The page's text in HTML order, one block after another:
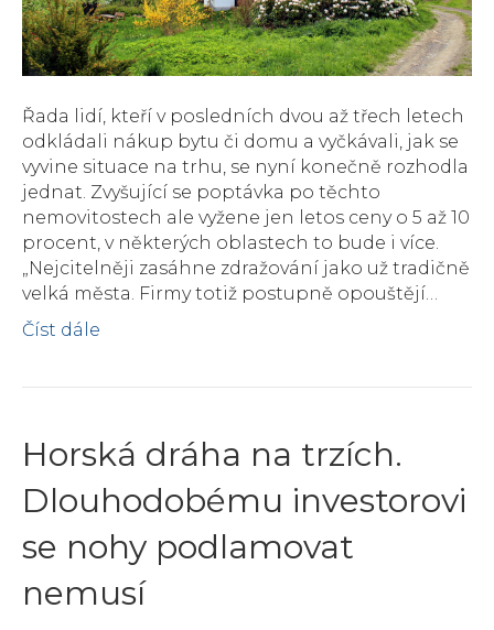
Řada lidí, kteří v posledních dvou až třech letech
odkládali nákup bytu či domu a vyčkávali, jak se
vyvine situace na trhu, se nyní konečně rozhodla
jednat. Zvyšující se poptávka po těchto
nemovitostech ale vyžene jen letos ceny o 5 až 10
procent, v některých oblastech to bude i více.
„Nejcitelněji zasáhne zdražování jako už tradičně
velká města. Firmy totiž postupně opouštějí…
Číst dále
Horská dráha na trzích.
Dlouhodobému investorovi
se nohy podlamovat
nemusí